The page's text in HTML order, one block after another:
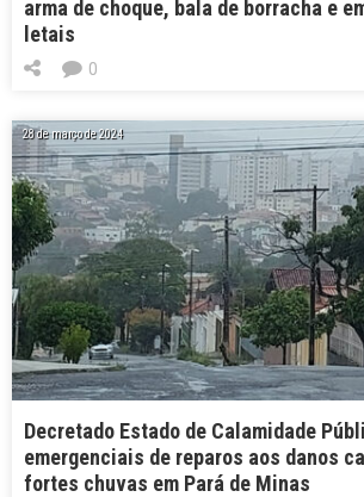
arma de choque, bala de borracha e
letais
0
28 de março de 2024
Decretado Estado de Calamidade
emergenciais de reparos aos danos
fortes chuvas em Pará de Minas